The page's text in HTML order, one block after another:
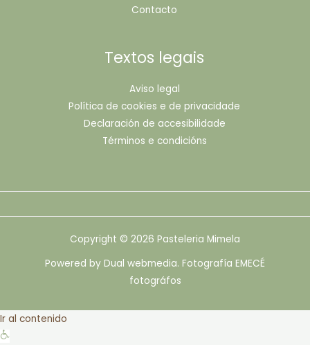
Contacto
Textos legais
Aviso legal
Política de cookies e de privacidade
Declaración de accesibilidade
Términos e condicións
Copyright © 2026 Pasteleria Mimela
Powered by Dual webmedia. Fotografía EMECÉ
fotográfos
Ir al contenido
Abrir